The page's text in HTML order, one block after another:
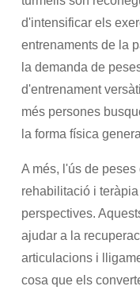
d'intensificar els
entrenaments de la
la demanda de
d'entrenament
més persones
la forma física
A més, l'ús de
rehabilitació i
perspectives.
ajudar a la
articulacions i
cosa que els